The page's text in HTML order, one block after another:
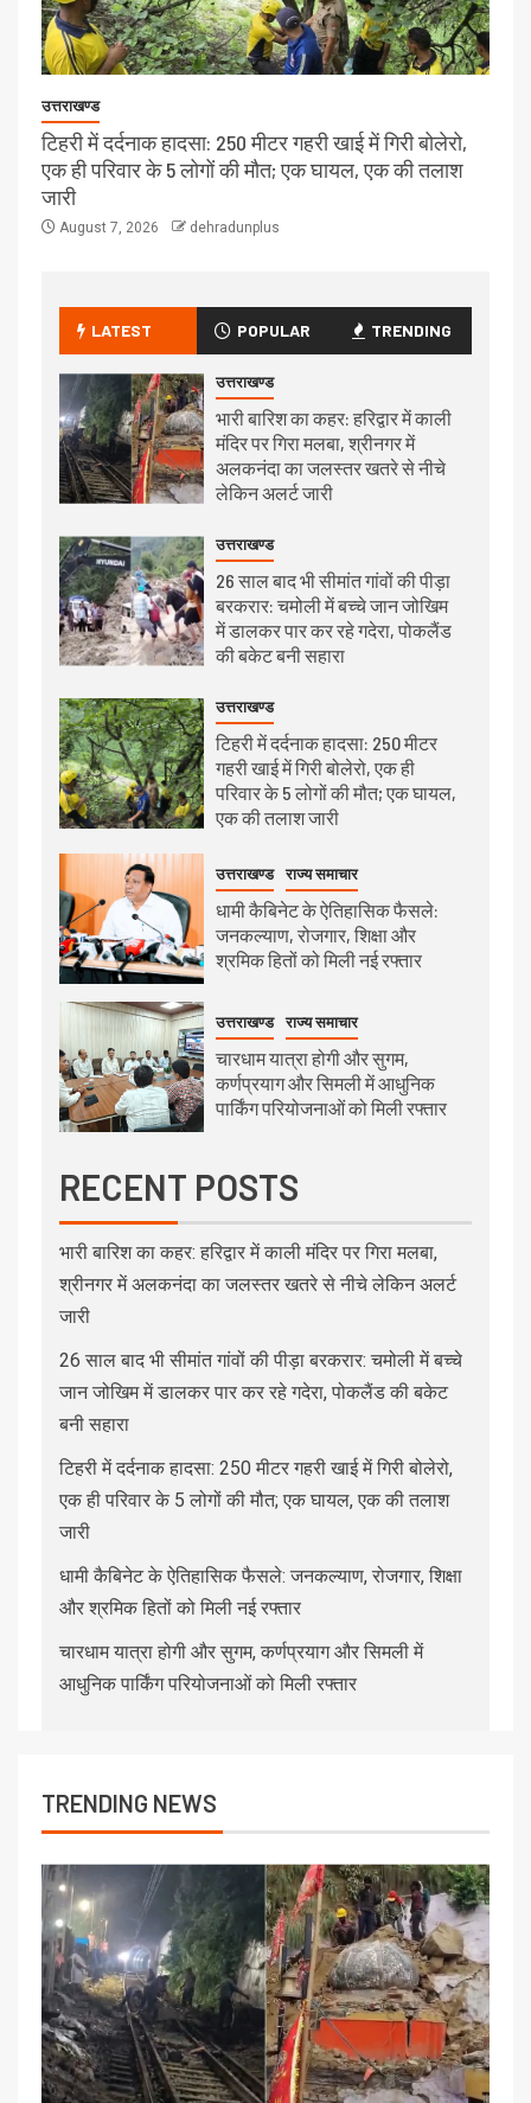
उत्तराखण्ड
टिहरी में दर्दनाक हादसा: 250 मीटर गहरी खाई में गिरी बोलेरो,
एक ही परिवार के 5 लोगों की मौत; एक घायल, एक की तलाश
जारी
August 7, 2026 dehradunplus
LATEST POPULAR TRENDING
उत्तराखण्ड
भारी बारिश का कहर: हरिद्वार में काली
मंदिर पर गिरा मलबा, श्रीनगर में
अलकनंदा का जलस्तर खतरे से नीचे
लेकिन अलर्ट जारी
उत्तराखण्ड
26 साल बाद भी सीमांत गांवों की पीड़ा
बरकरार: चमोली में बच्चे जान जोखिम
में डालकर पार कर रहे गदेरा, पोकलैंड
की बकेट बनी सहारा
उत्तराखण्ड
टिहरी में दर्दनाक हादसा: 250 मीटर
गहरी खाई में गिरी बोलेरो, एक ही
परिवार के 5 लोगों की मौत; एक घायल,
एक की तलाश जारी
उत्तराखण्ड राज्य समाचार
धामी कैबिनेट के ऐतिहासिक फैसले:
जनकल्याण, रोजगार, शिक्षा और
श्रमिक हितों को मिली नई रफ्तार
उत्तराखण्ड राज्य समाचार
चारधाम यात्रा होगी और सुगम,
कर्णप्रयाग और सिमली में आधुनिक
पार्किंग परियोजनाओं को मिली रफ्तार
RECENT POSTS
भारी बारिश का कहर: हरिद्वार में काली मंदिर पर गिरा मलबा,
श्रीनगर में अलकनंदा का जलस्तर खतरे से नीचे लेकिन अलर्ट
जारी
26 साल बाद भी सीमांत गांवों की पीड़ा बरकरार: चमोली में बच्चे
जान जोखिम में डालकर पार कर रहे गदेरा, पोकलैंड की बकेट
बनी सहारा
टिहरी में दर्दनाक हादसा: 250 मीटर गहरी खाई में गिरी बोलेरो,
एक ही परिवार के 5 लोगों की मौत; एक घायल, एक की तलाश
जारी
धामी कैबिनेट के ऐतिहासिक फैसले: जनकल्याण, रोजगार, शिक्षा
और श्रमिक हितों को मिली नई रफ्तार
चारधाम यात्रा होगी और सुगम, कर्णप्रयाग और सिमली में
आधुनिक पार्किंग परियोजनाओं को मिली रफ्तार
TRENDING NEWS